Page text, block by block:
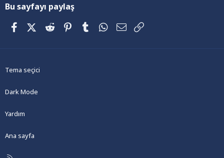
Bu sayfayı paylaş
FacebookX (Twitter)
Reddit PinterestTumblrWhatsApp
E-posta
Tema seçici
Dark Mode
Yardım
Ana sayfa